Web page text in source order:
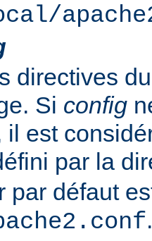
directives
Si config
il est
par la
par défaut
.